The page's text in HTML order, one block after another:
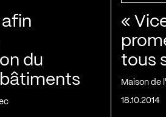
afin
du
«
tous
Maison de
18.10.2014